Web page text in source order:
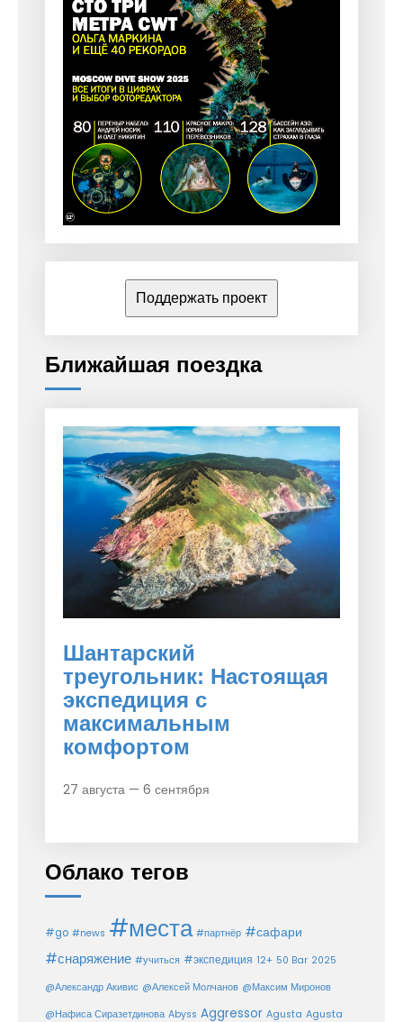
Поддержать проект
Ближайшая поездка
Шантарский
треугольник: Настоящая
экспедиция с
максимальным
комфортом
27 августа — 6 сентября
Облако тегов
#go #news #места #партнёр #сафари
#снаряжение #учиться #экспедиция 12+ 50 Bar 2025
@Александр Акивис @Алексей Молчанов @Максим Миронов
@Нафиса Сиразетдинова Abyss Aggressor Agusta Agusta